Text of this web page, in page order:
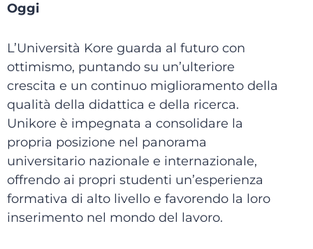
Oggi
L’Università Kore guarda al futuro con
ottimismo, puntando su un’ulteriore
crescita e un continuo miglioramento della
qualità della didattica e della ricerca.
Unikore è impegnata a consolidare la
propria posizione nel panorama
universitario nazionale e internazionale,
offrendo ai propri studenti un’esperienza
formativa di alto livello e favorendo la loro
inserimento nel mondo del lavoro.